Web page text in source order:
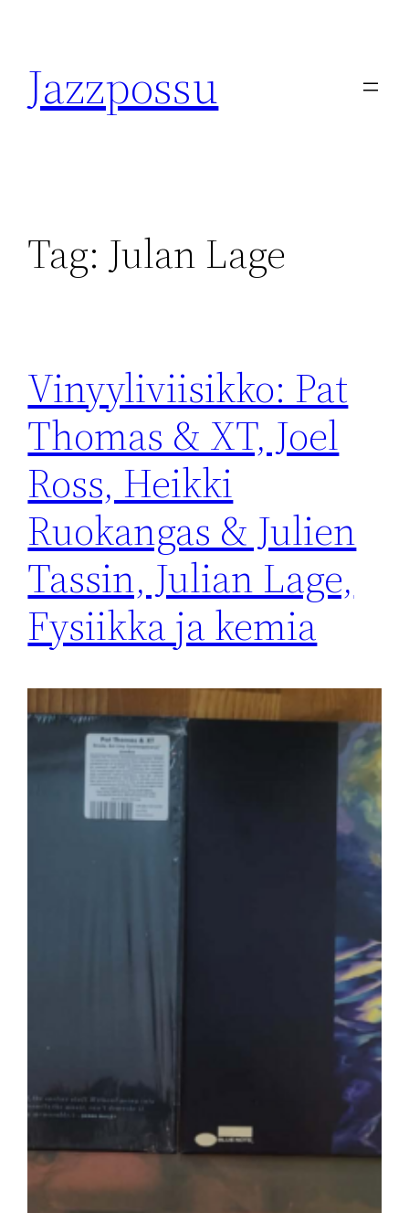
content
Jazzpossu
Tag: Julan Lage
Vinyyliviisikko: Pat
Thomas & XT, Joel
Ross, Heikki
Ruokangas & Julien
Tassin, Julian Lage,
Fysiikka ja kemia